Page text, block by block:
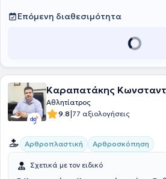
Επόμενη διαθεσιμότητα
Καραπατάκης
Αθλητίατρος
9.8|77 αξιολογήσεις
Αρθροπλαστική Αρθροσκόπηση
Σχετικά με τον ειδικό